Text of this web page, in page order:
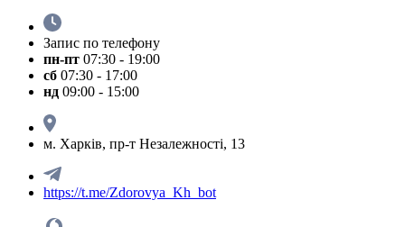
Запис по телефону
пн-пт 07:30 - 19:00
сб 07:30 - 17:00
нд 09:00 - 15:00
м. Харків, пр-т Незалежності, 13
https://t.me/Zdorovya_Kh_bot